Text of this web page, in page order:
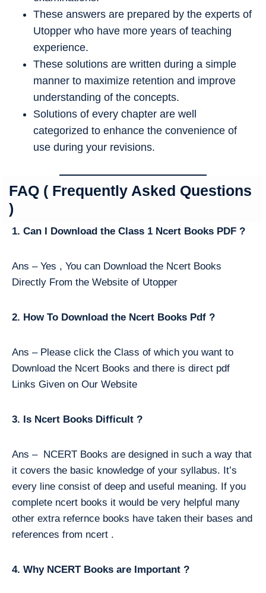
These answers are prepared by the experts of
Utopper who have more years of teaching
experience.
These solutions are written during a simple
manner to maximize retention and improve
understanding of the concepts.
Solutions of every chapter are well
categorized to enhance the convenience of
use during your revisions.
FAQ ( Frequently Asked Questions
)
1. Can I Download the Class 1 Ncert Books PDF ?
Ans – Yes , You can Download the Ncert Books
Directly From the Website of Utopper
2. How To Download the Ncert Books Pdf ?
Ans – Please click the Class of which you want to
Download the Ncert Books and there is direct pdf
Links Given on Our Website
3. Is Ncert Books Difficult ?
Ans – NCERT Books are designed in such a way that
it covers the basic knowledge of your syllabus. It’s
every line consist of deep and useful meaning. If you
complete ncert books it would be very helpful many
other extra refernce books have taken their bases and
references from ncert .
4. Why NCERT Books are Important ?